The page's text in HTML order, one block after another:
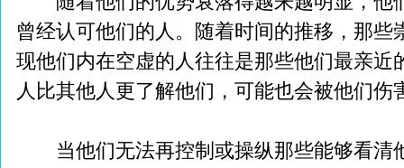
曾经认可他们的人。随着时间的推移，那些
现他们内在空虚的人往往是那些他们最亲
人比其他人更了解他们，可能也会被他们伤
当他们无法再控制或操纵那些能够看清